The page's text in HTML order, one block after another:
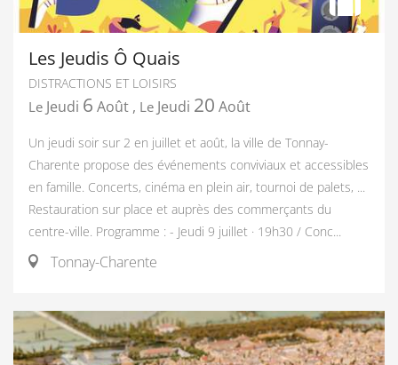
Les Jeudis Ô Quais
DISTRACTIONS ET LOISIRS
Le Jeudi 6 Août , Le Jeudi 20 Août
Un jeudi soir sur 2 en juillet et août, la ville de Tonnay-
Charente propose des événements conviviaux et accessibles
en famille. Concerts, cinéma en plein air, tournoi de palets, ...
Restauration sur place et auprès des commerçants du
centre-ville. Programme : - Jeudi 9 juillet · 19h30 / Conc...
Tonnay-Charente